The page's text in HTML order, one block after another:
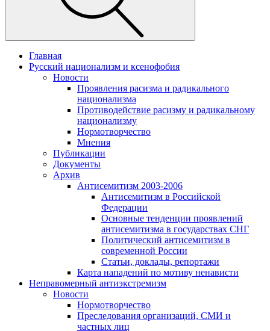
Главная
Русский национализм и ксенофобия
Новости
Проявления расизма и радикального
национализма
Противодействие расизму и радикальному
национализму
Нормотворчество
Мнения
Публикации
Документы
Архив
Антисемитизм 2003-2006
Антисемитизм в Российской
Федерации
Основные тенденции проявлений
антисемитизма в государствах СНГ
Политический антисемитизм в
современной России
Статьи, доклады, репортажи
Карта нападений по мотиву ненависти
Неправомерный антиэкстремизм
Новости
Нормотворчество
Преследования организаций, СМИ и
частных лиц